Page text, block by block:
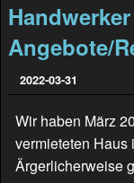
Angebote/
2022-03-31
Wir haben März
vermieteten Haus
Ärgerlicherweise